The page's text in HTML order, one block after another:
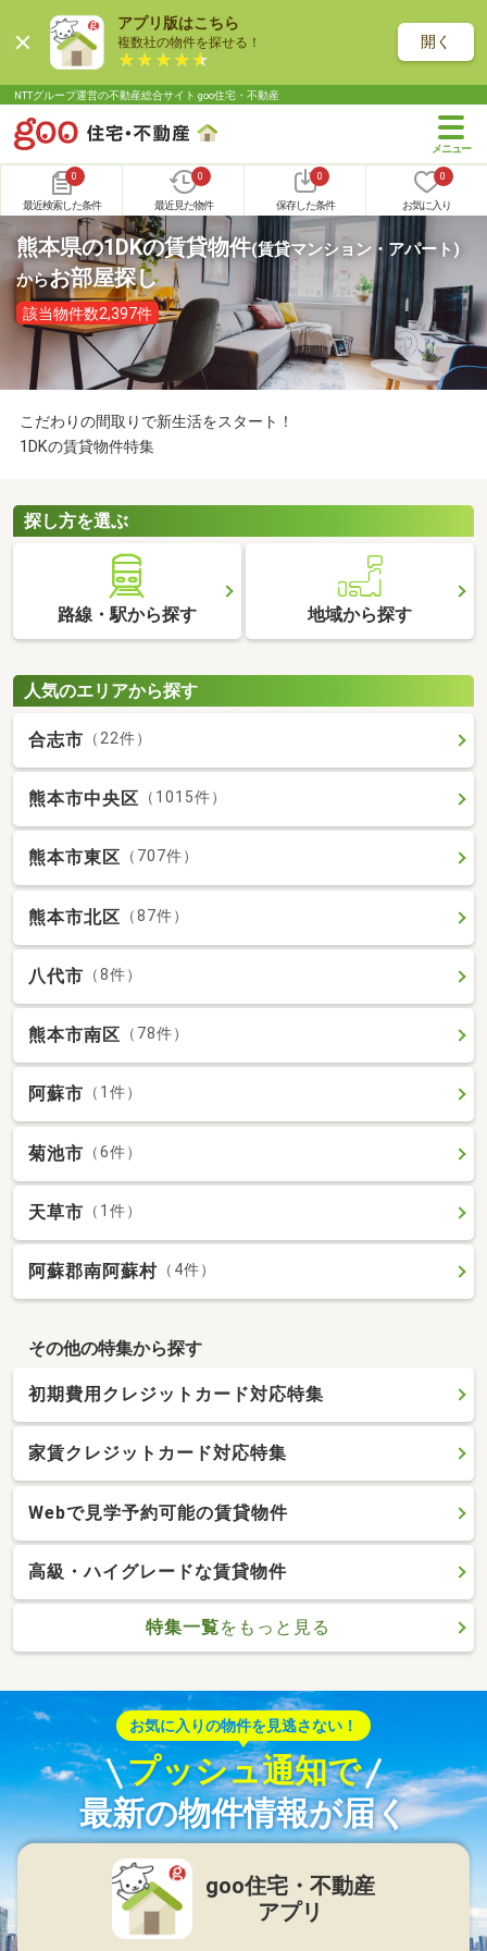
アプリ版はこちら
複数社の物件を探せる！ 開く
NTTグループ運営の不動産総合サイト goo住宅・不動産
0
最近検索した条件
0
最近見た物件
0
保存した条件
0
お気に入り
熊本県の1DKの賃貸物件(賃貸マンション・アパート)
からお部屋探し
該当物件数2,397件
こだわりの間取りで新生活をスタート！
1DKの賃貸物件特集
探し方を選ぶ
路線・駅から探す 地域から探す
人気のエリアから探す
合志市 （22件）
熊本市中央区 （1015件）
熊本市東区 （707件）
熊本市北区 （87件）
八代市 （8件）
熊本市南区 （78件）
阿蘇市 （1件）
菊池市 （6件）
天草市 （1件）
阿蘇郡南阿蘇村 （4件）
その他の特集から探す
初期費用クレジットカード対応特集
家賃クレジットカード対応特集
Webで見学予約可能の賃貸物件
高級・ハイグレードな賃貸物件
特集一覧をもっと見る
お気に入りの物件を見逃さない！
プッシュ通知で
最新の物件情報が届く
goo住宅・不動産
アプリ